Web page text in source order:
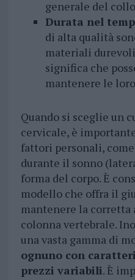
generale del
Durata nel
di alta qualità
materiali
significa che
mantenere le
Quando si sceglie un
cervicale, è
fattori personali,
durante il sonno
forma del corpo. È
modello che offra il
mantenere la
colonna vertebrale.
una vasta gamma di
ognuno con
prezzi variabili. È